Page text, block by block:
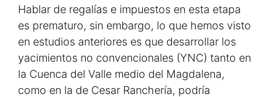
Hablar de regalías e impuestos en esta etapa
es prematuro, sin embargo, lo que hemos visto
en estudios anteriores es que desarrollar los
yacimientos no convencionales (YNC) tanto en
la Cuenca del Valle medio del Magdalena,
como en la de Cesar Ranchería, podría